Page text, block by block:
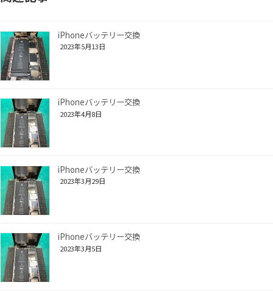
iPhoneバッテリー交換
2023年5月13日
iPhoneバッテリー交換
2023年4月8日
iPhoneバッテリー交換
2023年3月29日
iPhoneバッテリー交換
2023年3月5日